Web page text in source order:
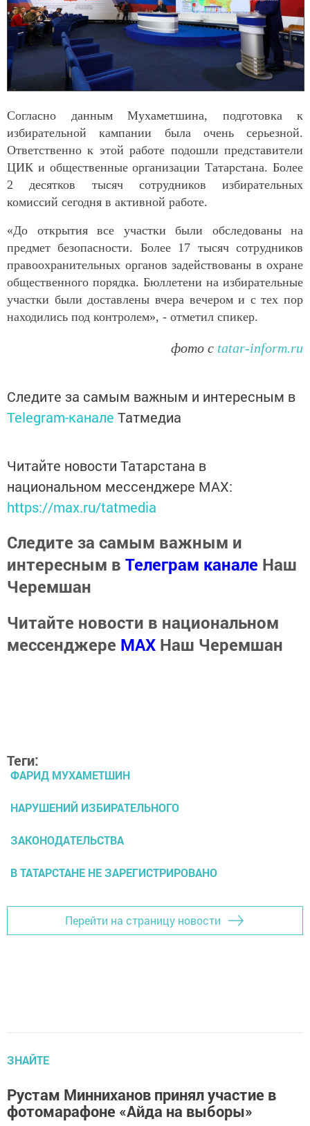
Согласно данным Мухаметшина, подготовка к
избирательной кампании была очень серьезной.
Ответственно к этой работе подошли представители
ЦИК и общественные организации Татарстана. Более
2 десятков тысяч сотрудников избирательных
комиссий сегодня в активной работе.
«До открытия все участки были обследованы на
предмет безопасности. Более 17 тысяч сотрудников
правоохранительных органов задействованы в охране
общественного порядка. Бюллетени на избирательные
участки были доставлены вчера вечером и с тех пор
находились под контролем», - отметил спикер.
фото с tatar-inform.ru
Следите за самым важным и интересным в
Telegram-канале Татмедиа
Читайте новости Татарстана в
национальном мессенджере MАХ:
https://max.ru/tatmedia
Следите за самым важным и
интересным в Телеграм канале Наш
Черемшан
Читайте новости в национальном
мессенджере MАХ Наш Черемшан
Теги:
ФАРИД МУХАМЕТШИН
НАРУШЕНИЙ ИЗБИРАТЕЛЬНОГО
ЗАКОНОДАТЕЛЬСТВА
В ТАТАРСТАНЕ НЕ ЗАРЕГИСТРИРОВАНО
Перейти на страницу новости
ЗНАЙТЕ
Рустам Минниханов принял участие в
фотомарафоне «Айда на выборы»